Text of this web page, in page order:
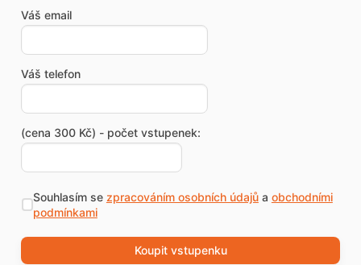
Váš email
Váš telefon
(cena 300 Kč) - počet vstupenek:
Souhlasím se zpracováním osobních údajůa obchodními
podmínkami
Koupit vstupenku